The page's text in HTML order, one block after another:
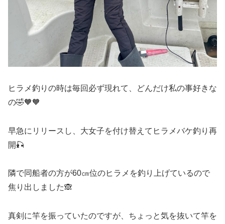
ヒラメ釣りの時は毎回必ず現れて、どんだけ私の事好きな
の🤣🧡🧡
早急にリリースし、大女子を付け替えてヒラメバケ釣り再
開🎣
隣で同船者の方が60㎝位のヒラメを釣り上げているので
焦り出しました🙈
真剣に竿を振っていたのですが、ちょっと気を抜いて竿を